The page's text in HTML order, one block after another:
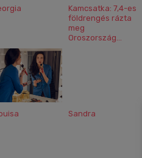
Kamcsatka: 7,4-es
földrengés rázta
meg
Oroszország...
Sandra